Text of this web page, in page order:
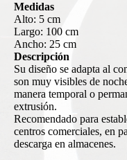
Medidas
Alto: 5 cm
Largo: 100 cm
Ancho: 25 cm
Descripción
Su diseño se adapta al
son muy visibles de
manera temporal o
extrusión.
Recomendado para
centros comerciales, en
descarga en almacenes.